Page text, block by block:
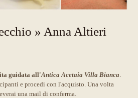
» Anna Altieri
guidata all'Antica Acetaia Villa Bianca.
e procedi con l'acquisto. Una volta
una mail di conferma.